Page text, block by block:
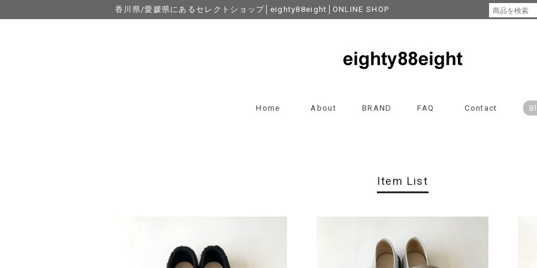
香川県/愛媛県にあるセレクトショップ│eighty88eight│ONLINE SHOP
Home About BRAND FAQ Contact
Item List